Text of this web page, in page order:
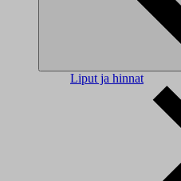
Liput ja hinnat